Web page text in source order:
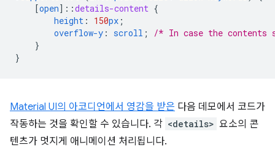
[open] ::details-content {
height : 150px ;
overflow-y : scroll ;
/* In case the contents
}
}
Material UI의 아코디언에서 영감을 받은 다음 데모에서 코드가
작동하는 것을 확인할 수 있습니다. 각 <details> 요소의 콘
텐츠가 멋지게 애니메이션 처리됩니다.